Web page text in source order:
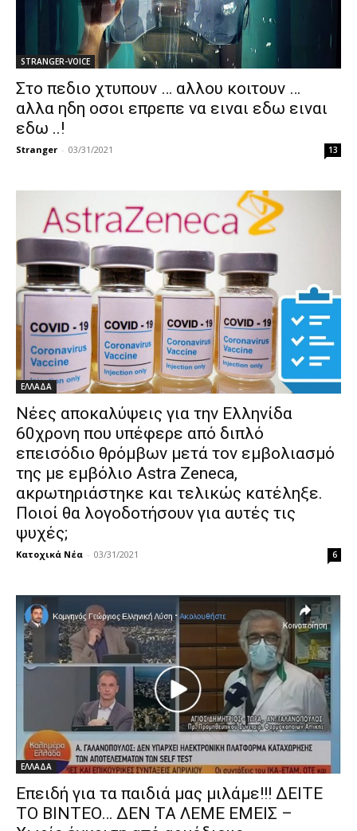
STRANGER-VOICE
Στο πεδιο χτυπουν … αλλου κοιτουν …
αλλα ηδη οσοι επρεπε να ειναι εδω ειναι
εδω ..!
Stranger - 03/31/2021 13
ΕΛΛΑΔΑ
Νέες αποκαλύψεις για την Ελληνίδα
60χρονη που υπέφερε από διπλό
επεισόδιο θρόμβων μετά τον εμβολιασμό
της με εμβόλιο Astra Zeneca,
ακρωτηριάστηκε και τελικώς κατέληξε.
Ποιοί θα λογοδοτήσουν για αυτές τις
ψυχές;
Κατοχικά Νέα - 03/31/2021 6
ΕΛΛΑΔΑ
Eπειδή για τα παιδιά μας μιλάμε!!! ΔΕΙΤΕ
TO BINTEO… ΔΕΝ ΤΑ ΛΕΜΕ ΕΜΕΙΣ –